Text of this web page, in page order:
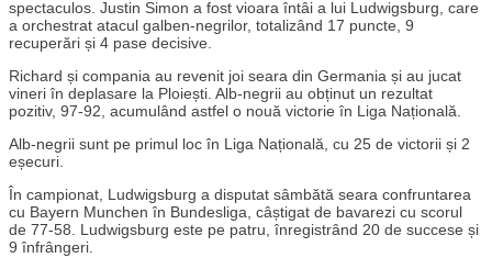
spectaculos. Justin Simon a fost vioara întâi a lui Ludwigsburg, care
a orchestrat atacul galben-negrilor, totalizând 17 puncte, 9
recuperări și 4 pase decisive.
Richard și compania au revenit joi seara din Germania și au jucat
vineri în deplasare la Ploiești. Alb-negrii au obținut un rezultat
pozitiv, 97-92, acumulând astfel o nouă victorie în Liga Națională.
Alb-negrii sunt pe primul loc în Liga Națională, cu 25 de victorii și 2
eșecuri.
În campionat, Ludwigsburg a disputat sâmbătă seara confruntarea
cu Bayern Munchen în Bundesliga, câștigat de bavarezi cu scorul
de 77-58. Ludwigsburg este pe patru, înregistrând 20 de succese și
9 înfrângeri.